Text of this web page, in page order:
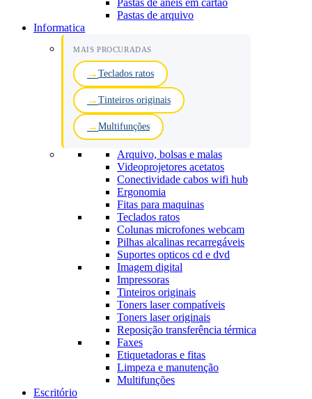
Pastas de anéis em cartão
Pastas de arquivo
Informatica
MAIS PROCURADAS
Teclados ratos
Tinteiros originais
Multifunções
Arquivo, bolsas e malas
Videoprojetores acetatos
Conectividade cabos wifi hub
Ergonomia
Fitas para maquinas
Teclados ratos
Colunas microfones webcam
Pilhas alcalinas recarregáveis
Suportes opticos cd e dvd
Imagem digital
Impressoras
Tinteiros originais
Toners laser compatíveis
Toners laser originais
Reposição transferência térmica
Faxes
Etiquetadoras e fitas
Limpeza e manutenção
Multifunções
Escritório